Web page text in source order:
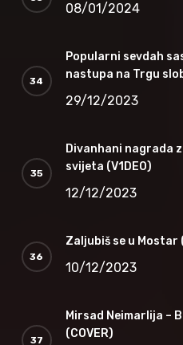
08/01/2024
Popularni sevdah
nastupa na Trgu
29/12/2023
Divanhani nagrada
svijeta (V1DEO)
12/12/2023
Zaljubiš se u Mostar
10/12/2023
Mirsad Neimarlija –
(COVER)